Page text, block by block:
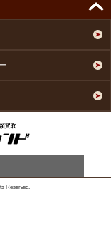
Reserved.